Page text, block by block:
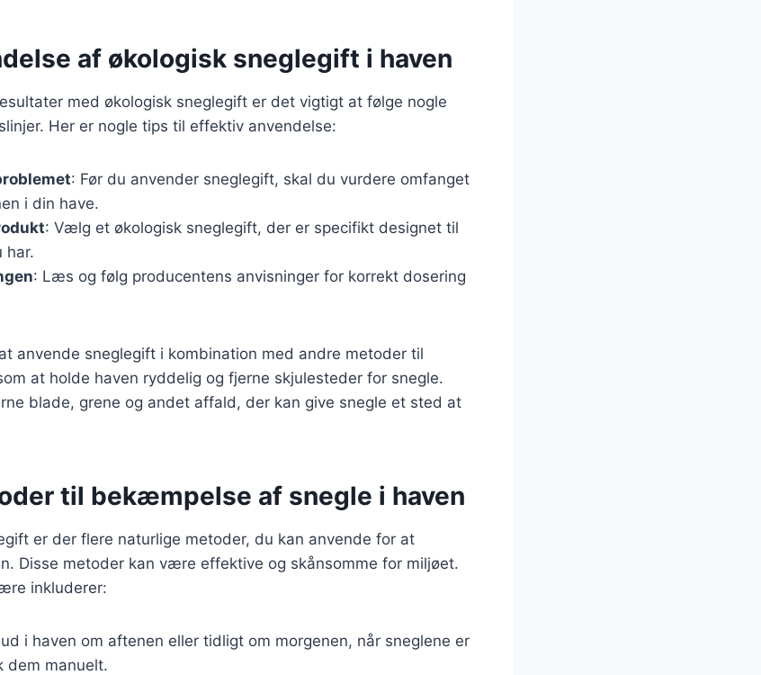
af økologisk sneglegift i haven
med økologisk sneglegift er det vigtigt at følge nogle
Her er nogle tips til effektiv anvendelse:
: Før du anvender sneglegift, skal du vurdere omfanget
i din have.
: Vælg et økologisk sneglegift, der er specifikt designet til
har.
: Læs og følg producentens anvisninger for korrekt dosering
anvende sneglegift i kombination med andre metoder til
at holde haven ryddelig og fjerne skjulesteder for snegle.
blade, grene og andet affald, der kan give snegle et sted at
til bekæmpelse af snegle i haven
er der flere naturlige metoder, du kan anvende for at
Disse metoder kan være effektive og skånsomme for miljøet.
inkluderer:
i haven om aftenen eller tidligt om morgenen, når sneglene er
dem manuelt.